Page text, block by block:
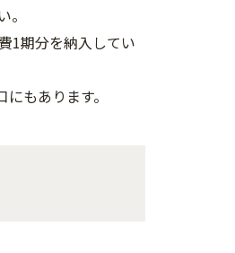
1期分を納入してい
もあります。